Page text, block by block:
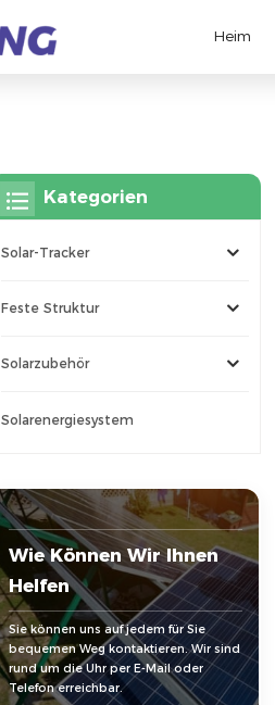
Heim
Kategorien
Solar-Tracker
Feste Struktur
Solarzubehör
Solarenergiesystem
Wie Können Wir Ihnen
Helfen
Sie können uns auf jedem für Sie
bequemen Weg kontaktieren. Wir sind
rund um die Uhr per E-Mail oder
Telefon erreichbar.